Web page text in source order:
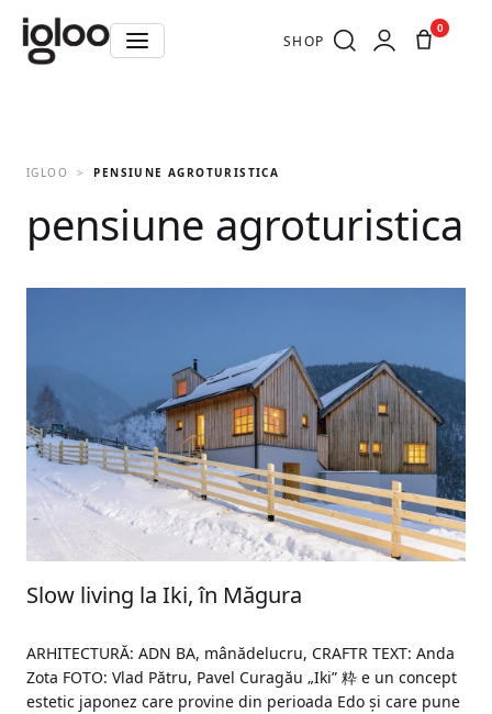
SHOP
0
IGLOO PENSIUNE AGROTURISTICA
pensiune agroturistica
Slow living la Iki, în Măgura
ARHITECTURĂ: ADN BA, mânădelucru, CRAFTR TEXT: Anda
Zota FOTO: Vlad Pătru, Pavel Curagău „Iki” 粋 e un concept
estetic japonez care provine din perioada Edo și care pune